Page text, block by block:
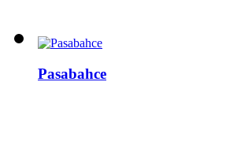
Pasabahce